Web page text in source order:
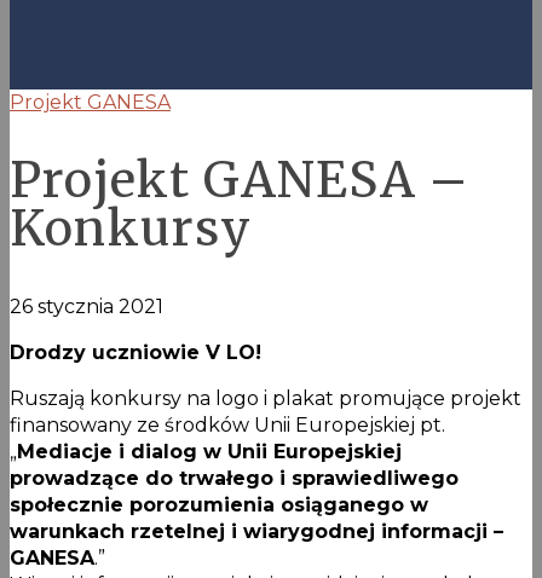
Projekt GANESA
Projekt GANESA –
Konkursy
26 stycznia 2021
Drodzy uczniowie V LO!
Ruszają konkursy na logo i plakat promujące projekt
finansowany ze środków Unii Europejskiej pt.
„Mediacje i dialog w Unii Europejskiej
prowadzące do trwałego i sprawiedliwego
społecznie porozumienia osiąganego w
warunkach rzetelnej i wiarygodnej informacji –
GANESA.”